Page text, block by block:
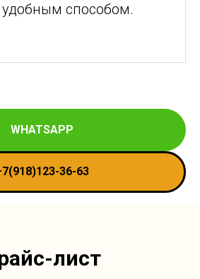
способом.
WHATSAPP
36-63
лист